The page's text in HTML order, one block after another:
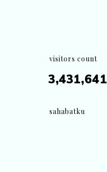
visitors count
3,431,641
sahabatku